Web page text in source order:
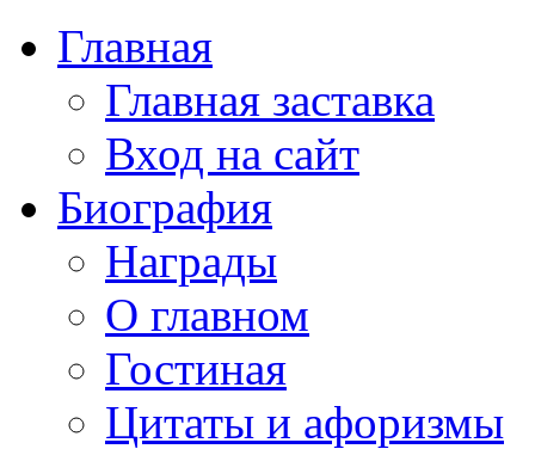
Главная
Главная заставка
Вход на сайт
Биография
Награды
О главном
Гостиная
Цитаты и афоризмы